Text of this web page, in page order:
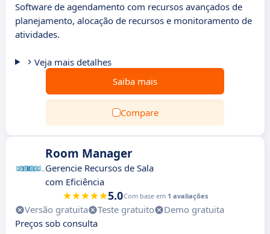
Software de agendamento com recursos avançados de
planejamento, alocação de recursos e monitoramento de
atividades.
Veja mais detalhes
Saiba mais
Compare
Room Manager
Gerencie Recursos de Sala
com Eficiência
5.0Com base em 1 avaliações
Versão gratuita Teste gratuito
Demo gratuita
Preços sob consulta